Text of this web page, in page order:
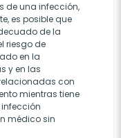
de una infección,
es posible que
de la
riesgo de
en la
y en las
con
mientras tiene
médico sin